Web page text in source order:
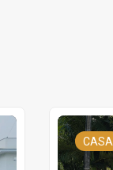
CASA